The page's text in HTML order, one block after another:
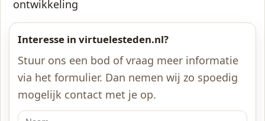
ontwikkeling
Interesse in virtuelesteden.nl?
Stuur ons een bod of vraag meer informatie
via het formulier. Dan nemen wij zo spoedig
mogelijk contact met je op.